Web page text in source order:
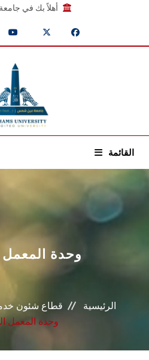
أهلاً بك في
القائمة
وحدة
الرئيسية
قطاع شئون
وحدة المعمل